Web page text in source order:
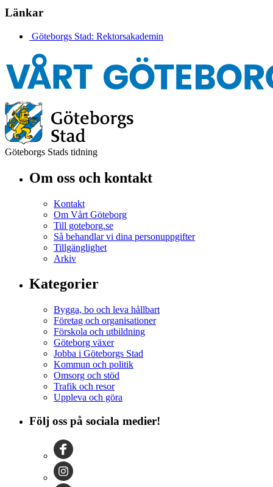
Länkar
Göteborgs Stad: Rektorsakademin
Göteborgs Stads tidning
Om oss och kontakt
Kontakt
Om Vårt Göteborg
Till goteborg.se
Så behandlar vi dina personuppgifter
Tillgänglighet
Arkiv
Kategorier
Bygga, bo och leva hållbart
Företag och organisationer
Förskola och utbildning
Göteborg växer
Jobba i Göteborgs Stad
Kommun och politik
Omsorg och stöd
Trafik och resor
Uppleva och göra
Följ oss på sociala medier!